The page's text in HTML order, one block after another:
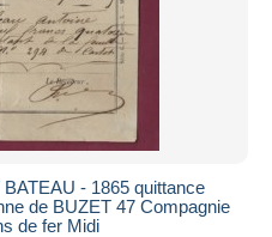
- 1865 quittance
de BUZET 47 Compagnie
de fer Midi